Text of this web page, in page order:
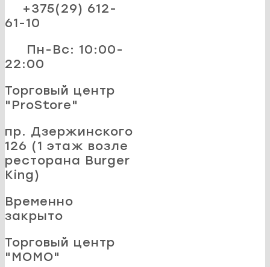
+375(29) 612-
61-10
Пн-Вс: 10:00-
22:00
Торговый центр
"ProStore"
пр. Дзержинского
126 (1 этаж возле
ресторана Burger
King)
Временно
закрыто
Торговый центр
"MOMO"